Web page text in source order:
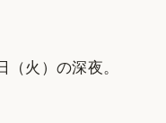
火）の深夜。